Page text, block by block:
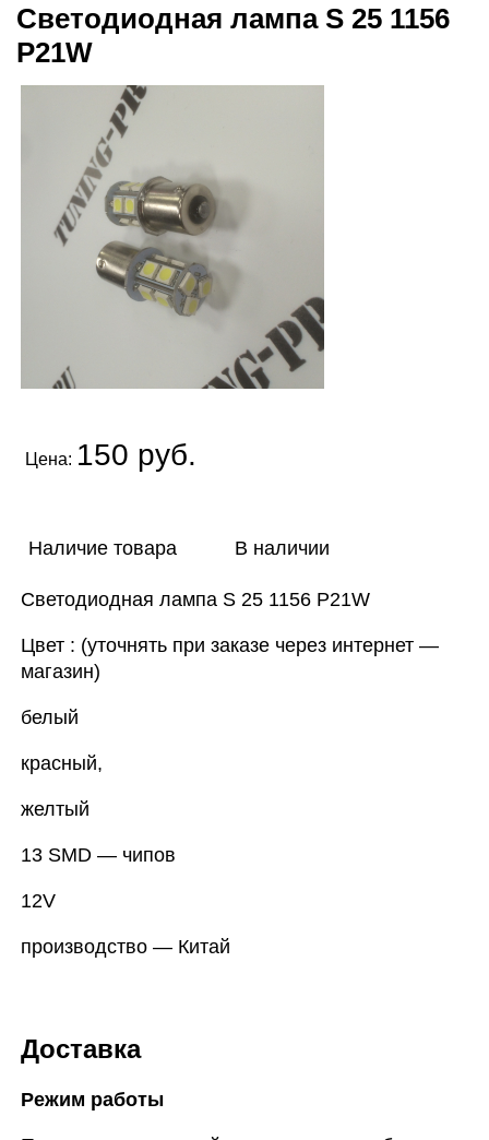
Светодиодная лампа S 25 1156
P21W
Цена: 150 руб.
Наличие товара В наличии
Светодиодная лампа S 25 1156 P21W
Цвет : (уточнять при заказе через интернет —
магазин)
белый
красный,
желтый
13 SMD — чипов
12V
производство — Китай
Доставка
Режим работы